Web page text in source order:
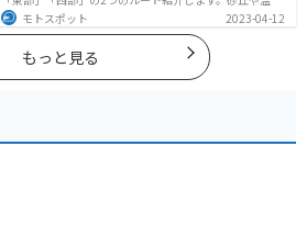
地、歴史ある城跡など魅力溢れるスポットが多数あるの
で楽しめます。バイクで鳥取県にツーリングに行く際は
参考にしてください。
モトスポット 2023-04-12
もっと見る